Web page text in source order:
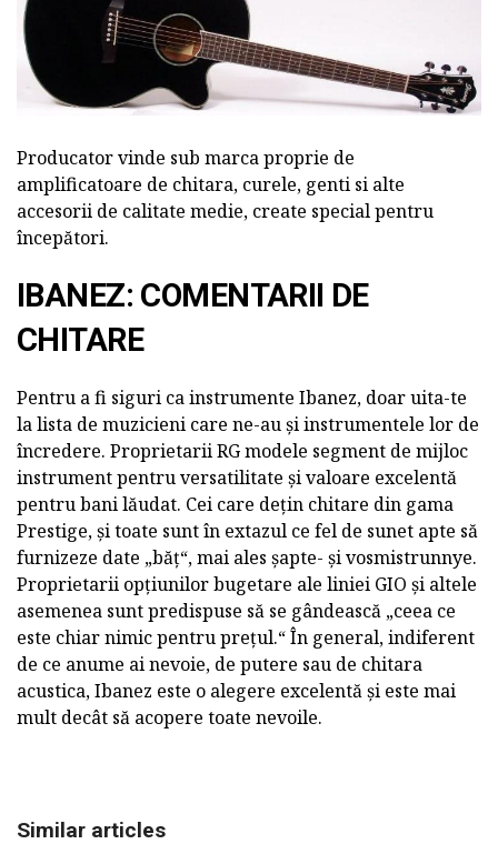
Producator vinde sub marca proprie de
amplificatoare de chitara, curele, genti si alte
accesorii de calitate medie, create special pentru
începători.
IBANEZ: COMENTARII DE
CHITARE
Pentru a fi siguri ca instrumente Ibanez, doar uita-te
la lista de muzicieni care ne-au și instrumentele lor de
încredere. Proprietarii RG modele segment de mijloc
instrument pentru versatilitate și valoare excelentă
pentru bani lăudat. Cei care dețin chitare din gama
Prestige, și toate sunt în extazul ce fel de sunet apte să
furnizeze date „băț“, mai ales șapte- și vosmistrunnye.
Proprietarii opțiunilor bugetare ale liniei GIO și altele
asemenea sunt predispuse să se gândească „ceea ce
este chiar nimic pentru prețul.“ În general, indiferent
de ce anume ai nevoie, de putere sau de chitara
acustica, Ibanez este o alegere excelentă și este mai
mult decât să acopere toate nevoile.
Similar articles